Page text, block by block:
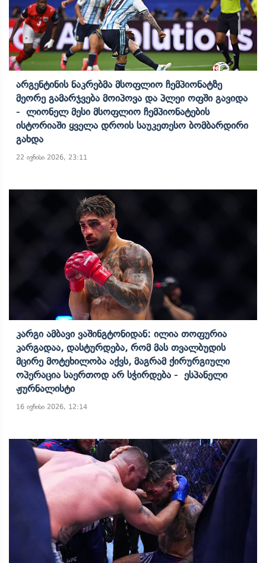
Არგენტინის Ნაკრებმა Მსოფლიო Ჩემპიონატზე
Მეორე Გამარჯვება Მოიპოვა Და Პლეი Ოფში Გავიდა
- Ლიონელ Მესი Მსოფლიო Ჩემპიონატების
Ისტორიაში Ყველა Დროის Საუკეთესო Ბომბარდირი
Გახდა
22 ივნისი 2026, 23:11
Კარგი Ამბავი Ვაშინგტონიდან: Ილია Თოფურია
Კარგადაა, Დასტურდება, Რომ Მას Თვალბუდის
Მცირე Მოტეხილობა Აქვს, Მაგრამ Ქირურგიული
Ოპერაცია Საერთოდ Არ Სჭირდება - Ესპანელი
Ჟურნალისტი
16 ივნისი 2026, 12:14